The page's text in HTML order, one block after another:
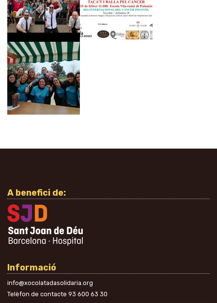
A benefici de:
Informació
info@xocolatadasolidaria.org
Telèfon de contacte 93 600 63 30